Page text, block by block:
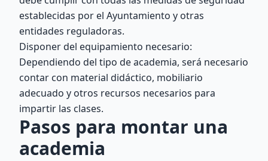
establecidas por el Ayuntamiento y otras
entidades reguladoras.
Disponer del equipamiento necesario:
Dependiendo del tipo de academia, será necesario
contar con material didáctico, mobiliario
adecuado y otros recursos necesarios para
impartir las clases.
Pasos para montar una
academia